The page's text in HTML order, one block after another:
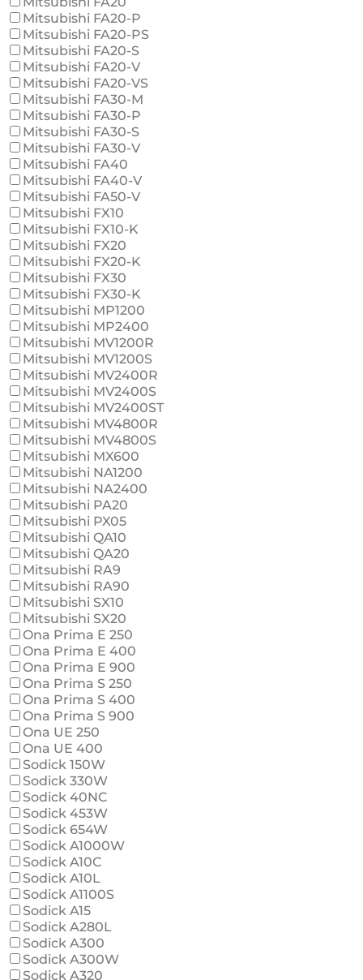
Mitsubishi FA20-P
Mitsubishi FA20-PS
Mitsubishi FA20-S
Mitsubishi FA20-V
Mitsubishi FA20-VS
Mitsubishi FA30-M
Mitsubishi FA30-P
Mitsubishi FA30-S
Mitsubishi FA30-V
Mitsubishi FA40
Mitsubishi FA40-V
Mitsubishi FA50-V
Mitsubishi FX10
Mitsubishi FX10-K
Mitsubishi FX20
Mitsubishi FX20-K
Mitsubishi FX30
Mitsubishi FX30-K
Mitsubishi MP1200
Mitsubishi MP2400
Mitsubishi MV1200R
Mitsubishi MV1200S
Mitsubishi MV2400R
Mitsubishi MV2400S
Mitsubishi MV2400ST
Mitsubishi MV4800R
Mitsubishi MV4800S
Mitsubishi MX600
Mitsubishi NA1200
Mitsubishi NA2400
Mitsubishi PA20
Mitsubishi PX05
Mitsubishi QA10
Mitsubishi QA20
Mitsubishi RA9
Mitsubishi RA90
Mitsubishi SX10
Mitsubishi SX20
Ona Prima E 250
Ona Prima E 400
Ona Prima E 900
Ona Prima S 250
Ona Prima S 400
Ona Prima S 900
Ona UE 250
Ona UE 400
Sodick 150W
Sodick 330W
Sodick 40NC
Sodick 453W
Sodick 654W
Sodick A1000W
Sodick A10C
Sodick A10L
Sodick A1100S
Sodick A15
Sodick A280L
Sodick A300
Sodick A300W
Sodick A320